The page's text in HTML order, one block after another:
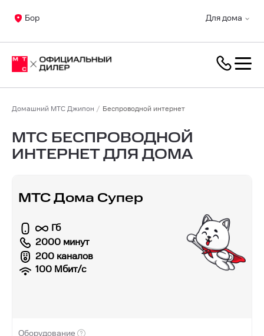
Для дома
Бор
Домашний МТС Джипон Беспроводной интернет
МТС БЕСПРОВОДНОЙ
ИНТЕРНЕТ ДЛЯ ДОМА
МТС Дома Супер
Гб
2000 минут
200 каналов
100 Мбит/с
Оборудование